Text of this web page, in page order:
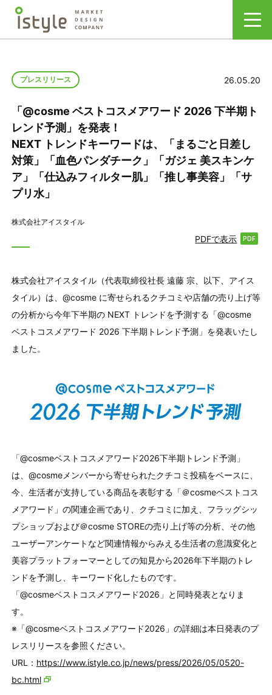
プレスリリース 26.05.20
「@cosme ベストコスメアワード 2026 下半期ト
レンド予測」を発表！
NEXT トレンドキーワードは、「まるごと日差し
対策」「血色パンダチーク」「ガジェ 美スキンケ
ア」「仕込みフィルター肌」「推し事美容」「サ
プリ水」
株式会社アイスタイル
PDFで表示
株式会社アイスタイル（代表取締役社長 遠藤 宗、以下、アイス
タイル）は、@cosme に寄せられるクチコミや店舗の売り上げ等
の分析から今年下半期の NEXT トレンドを予測する「@cosme
ベストコスメアワード 2026 下半期トレンド予測」を発表いたし
ました。
「@cosmeベストコスメアワード2026下半期トレンド予測」
は、@cosmeメンバーから寄せられたクチコミ投稿をベースに、
今、生活者が支持している商品を表彰する「＠cosmeベストコス
メアワード」の関連企画であり、クチコミに加え、フラッグシッ
プショップおよび＠cosme STOREの売り上げ等の分析、その他
ユーザーアンケートなど関連情報からみえる生活者の意識変化と
美容プラットフォーマーとしての知見から2026年下半期のトレ
ンドを予測し、キーワード化したものです。
「@cosmeベストコスメアワード2026」と同時発表となりま
す。
※「@cosmeベストコスメアワード2026」の詳細は本日発表のプ
レスリリースを参照ください。
URL： https://www.istyle.co.jp/news/press/2026/05/0520-
bc.html